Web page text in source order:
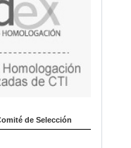
de Selección